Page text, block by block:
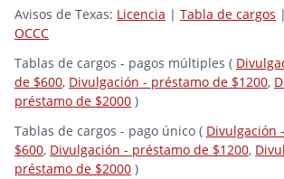
Avisos de Texas: Licencia | Tabla de cargos |
OCCC
Tablas de cargos - pagos múltiples (
de $600, Divulgación - préstamo de $1200,
préstamo de $2000 )
Tablas de cargos - pago único ( Divulgación
$600, Divulgación - préstamo de $1200,
préstamo de $2000 )